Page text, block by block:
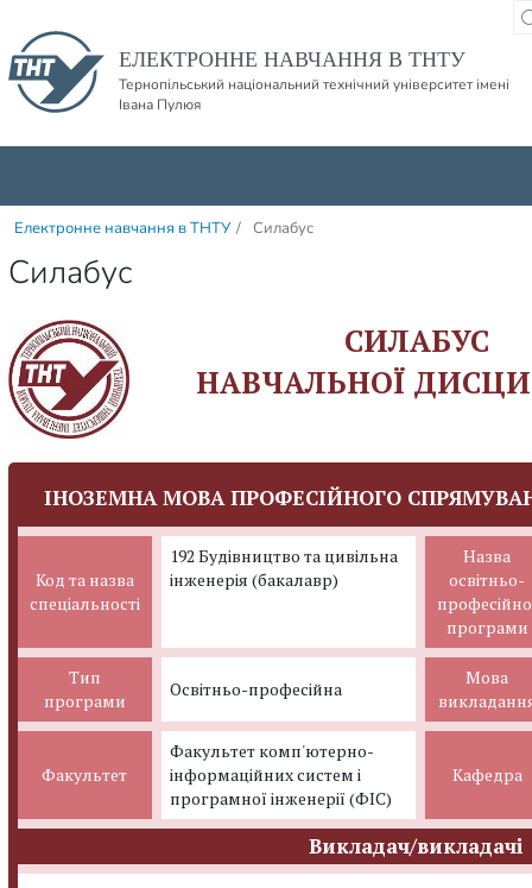
ЕЛЕКТРОННЕ НАВЧАННЯ В ТНТУ
Тернопільський національний технічний університет імені
Івана Пулюя
Електронне навчання в ТНТУ / Силабус
Силабус
СИЛАБУС
НАВЧАЛЬНОЇ
ІНОЗЕМНА МОВА ПРОФЕСІЙНОГО
Код та назва
спеціальності
Назва
освітньо-
програми
192 Будівництво та цивільна
інженерія (бакалавр)
Тип
програми
Освітньо-професійна
Мова
Факультет
Факультет комп'ютерно-
інформаційних систем і
програмної інженерії (ФІС)
Кафедра
Викладач/викладачі